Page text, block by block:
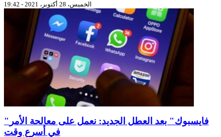
الخميس، 28 أكتوبر، 2021 - 19:42
"فايسبوك" بعد العطل الجديد: نعمل على معالحة الأمر
في أسرع وقت